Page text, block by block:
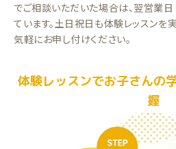
でご相談いただいた場合は、翌営業
ています。土日祝日も体験レッスンを
気軽にお申し付けください。
体験レッスンでお子さんの
握